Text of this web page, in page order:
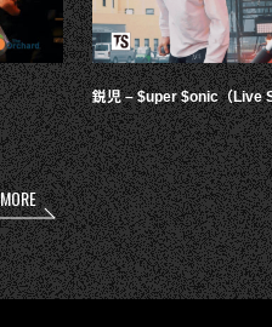
鋭児 – $uper $onic（Live